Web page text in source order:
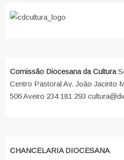
Comissão Diocesana da Cultura
Centro Pastoral Av. João Jacinto
506 Aveiro 234 181 293
CHANCELARIA DIOCESANA